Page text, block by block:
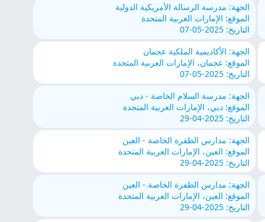
الجهة: مدرسة الرسالة الأمريكية الدولية
الموقع: الإمارات العربية المتحدة
التاريخ: 2025-05-07
الجهة: الأكاديمية الملكية عجمان
الموقع: عجمان، الإمارات العربية المتحدة
التاريخ: 2025-05-07
الجهة: مدرسة السلام الخاصة - دبي
الموقع: دبي، الإمارات العربية المتحدة
التاريخ: 2025-04-29
الجهة: مدارس الظفرة الخاصة - العين
الموقع: العين، الإمارات العربية المتحدة
التاريخ: 2025-04-29
الجهة: مدارس الظفرة الخاصة - العين
الموقع: العين، الإمارات العربية المتحدة
التاريخ: 2025-04-29